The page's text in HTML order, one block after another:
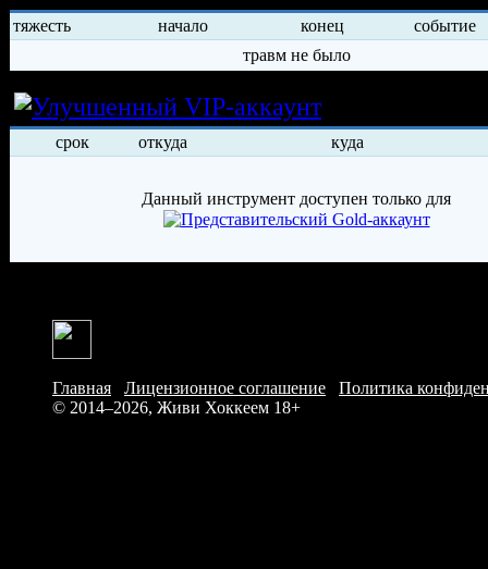
тяжесть начало конец
событие
травм не было
Условия
срок откуда куда
Данный инструмент доступен только для
Главная Лицензионное соглашение
Политика
© 2014–2026, Живи Хоккеем 18+